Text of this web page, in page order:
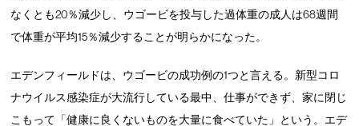
なくとも20％減少し、ウゴービを投与した過体重の成人は68週間
で体重が平均15％減少することが明らかになった。
エデンフィールドは、ウゴービの成功例の1つと言える。新型コロ
ナウイルス感染症が大流行している最中、仕事ができず、家に閉じ
こもって「健康に良くないものを大量に食べていた」という。エデ